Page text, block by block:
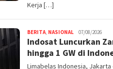
Kerja […]
BERITA, NASIONAL admin
07/08/2026
Indosat Luncurkan
hingga 1 GW di
Limabelas Indonesia,